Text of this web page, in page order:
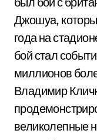
Джошуа,
года на
бой стал
миллионов
Владимир
великолепные